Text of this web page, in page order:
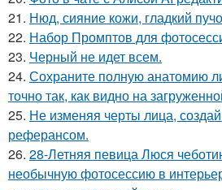
21. Нюд, сияние кожи, гладкий
22. Набор Промптов для
23. Черный не идет всем.
24. Сохраните полную анатомию
точно так, как видно на
25. Не изменяя черты лица,
реферансом.
26. 28-Летняя певица Люся
необычную фотосессию в